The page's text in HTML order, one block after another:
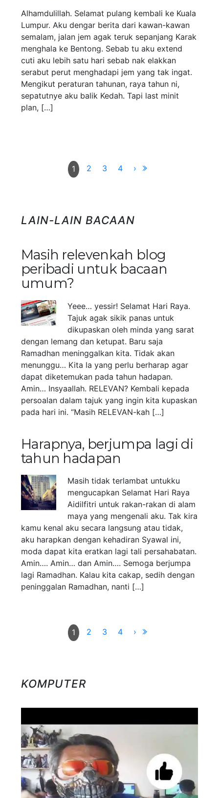
Alhamdulillah. Selamat pulang kembali ke Kuala
Lumpur. Aku dengar berita dari kawan-kawan
semalam, jalan jem agak teruk sepanjang Karak
menghala ke Bentong. Sebab tu aku extend
cuti aku lebih satu hari sebab nak elakkan
serabut perut menghadapi jem yang tak ingat.
Mengikut peraturan tahunan, raya tahun ni,
sepatutnye aku balik Kedah. Tapi last minit
plan, […]
1 2 3 4 ›
LAIN-LAIN BACAAN
Masih relevenkah blog
peribadi untuk bacaan
umum?
Yeee… yessir! Selamat Hari Raya.
Tajuk agak sikik panas untuk
dikupaskan oleh minda yang sarat
dengan lemang dan ketupat. Baru saja
Ramadhan meninggalkan kita. Tidak akan
menunggu… Kita la yang perlu berharap agar
dapat diketemukan pada tahun hadapan.
Amin… Insyaallah. RELEVAN? Kembali kepada
persoalan dalam tajuk yang ingin kita kupaskan
pada hari ini. “Masih RELEVAN-kah […]
Harapnya, berjumpa lagi di
tahun hadapan
Masih tidak terlambat untukku
mengucapkan Selamat Hari Raya
Aidilfitri untuk rakan-rakan di alam
maya yang mengenali aku. Tak kira
kamu kenal aku secara langsung atau tidak,
aku harapkan dengan kehadiran Syawal ini,
moda dapat kita eratkan lagi tali persahabatan.
Amin…. Amin… dan Amin…. Semoga berjumpa
lagi Ramadhan. Kalau kita cakap, sedih dengan
peninggalan Ramadhan, nanti […]
1 2 3 4 ›
KOMPUTER